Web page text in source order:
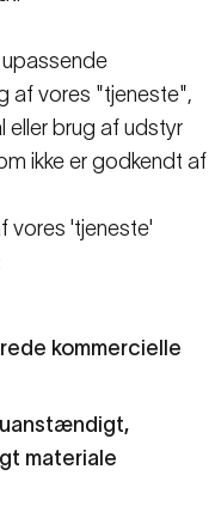
af vores "tjeneste",
eller brug af udstyr
ikke er godkendt af
vores 'tjeneste'
kommercielle
materiale